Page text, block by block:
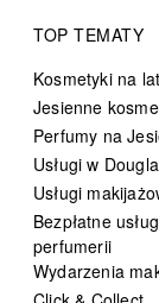
TOP TEMATY
Kosmetyki na
Jesienne
Perfumy na
Usługi w
Usługi
Bezpłatne
perfumerii
Wydarzenia